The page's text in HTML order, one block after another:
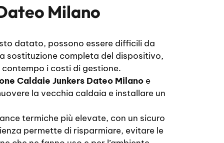
Milano
datato, possono essere difficili da
sostituzione completa del dispositivo,
i costi di gestione.
Caldaie Junkers Dateo Milano e
la vecchia caldaia e installare un
termiche più elevate, con un sicuro
permette di risparmiare, evitare le